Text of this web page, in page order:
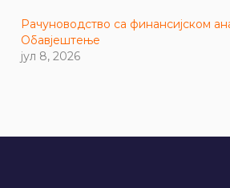
Рачуноводство са финансијском
Обавјештење
јул 8, 2026